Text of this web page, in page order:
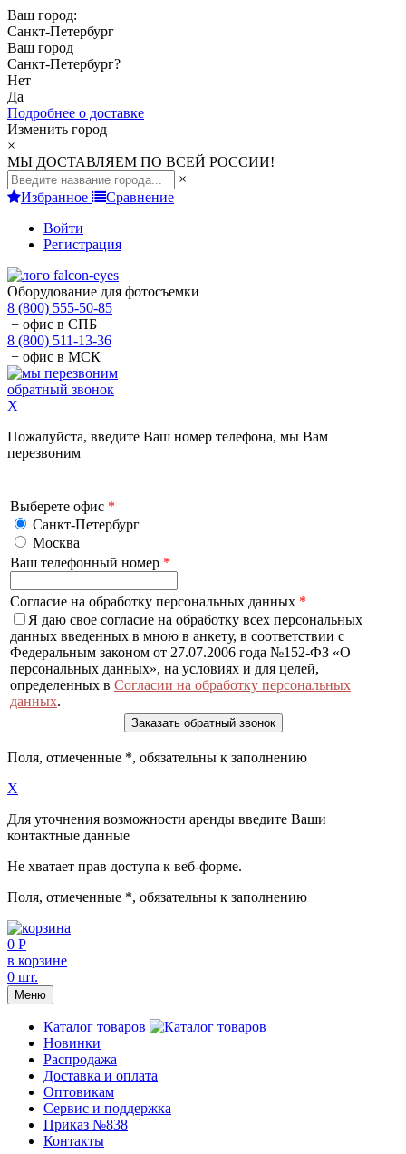
Ваш город:
Санкт-Петербург
Ваш город
Санкт-Петербург?
Нет
Да
Подробнее о доставке
Изменить город
×
МЫ ДОСТАВЛЯЕМ ПО ВСЕЙ РОССИИ!
×
Избранное
Сравнение
Войти
Регистрация
Оборудование для фотосъемки
8 (800) 555-50-85
− офис в СПБ
8 (800) 511-13-36
− офис в МСК
обратный звонок
X
Пожалуйста, введите Ваш номер телефона, мы Вам
перезвоним
Выберете офис *
Санкт-Петербург
Москва
Ваш телефонный номер *
Согласие на обработку персональных данных *
Я даю свое согласие на обработку всех персональных
данных введенных в мною в анкету, в соответствии с
Федеральным законом от 27.07.2006 года №152-ФЗ «О
персональных данных», на условиях и для целей,
определенных в Согласии на обработку персональных
данных.
Поля, отмеченные *, обязательны к заполнению
X
Для уточнения возможности аренды введите Ваши
контактные данные
Не хватает прав доступа к веб-форме.
Поля, отмеченные *, обязательны к заполнению
0 Р
в корзине
0 шт.
Меню
Каталог товаров
Новинки
Распродажа
Доставка и оплата
Оптовикам
Сервис и поддержка
Приказ №838
Контакты